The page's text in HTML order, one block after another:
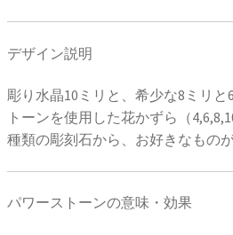
デザイン説明
彫り水晶10ミリと、希少な8ミリ
トーンを使用した花かずら（
種類の彫刻石から、お好きなもの
パワーストーンの意味・効果